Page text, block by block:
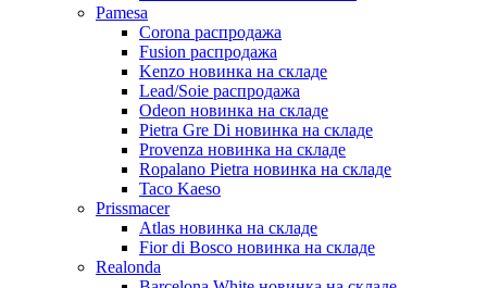
Pamesa
Corona распродажа
Fusion распродажа
Kenzo новинка на складе
Lead/Soie распродажа
Odeon новинка на складе
Pietra Gre Di новинка на складе
Provenza новинка на складе
Ropalano Pietra новинка на складе
Taco Kaeso
Prissmacer
Atlas новинка на складе
Fior di Bosco новинка на складе
Realonda